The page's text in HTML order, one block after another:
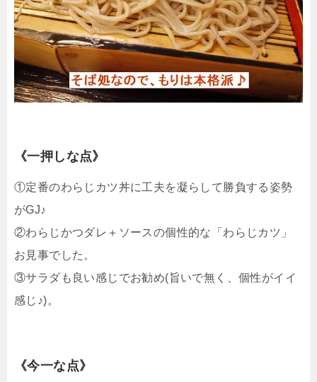
《一押しな点》
①定番のわらじカツ丼に工夫を凝らして勝負する姿勢
がGJ♪
②わらじかつダレ＋ソースの個性的な「わらじカツ」
お見事でした。
③サラダも良い感じでお勧め(旨いで無く、個性がイイ
感じ♪)。
《今一な点》